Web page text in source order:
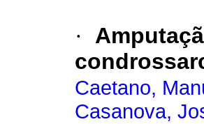
·
Caetano,
Casanova,